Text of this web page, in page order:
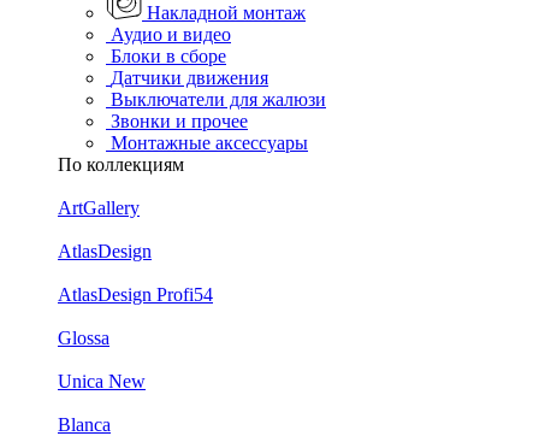
Накладной монтаж
Аудио и видео
Блоки в сборе
Датчики движения
Выключатели для жалюзи
Звонки и прочее
Монтажные аксессуары
По коллекциям
ArtGallery
AtlasDesign
AtlasDesign Profi54
Glossa
Unica New
Blanca